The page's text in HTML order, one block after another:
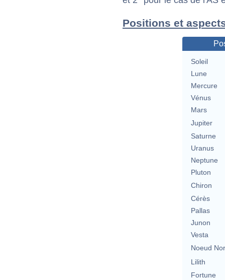
Positions et
Soleil
Lune
Mercure
Vénus
Mars
Jupiter
Saturne
Uranus
Neptune
Pluton
Chiron
Cérès
Pallas
Junon
Vesta
Noeud
Lilith
Fortune